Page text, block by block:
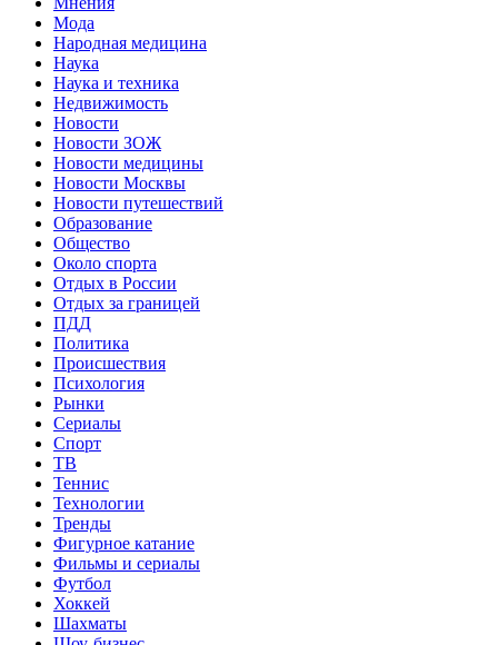
Мода
Народная медицина
Наука
Наука и техника
Недвижимость
Новости
Новости ЗОЖ
Новости медицины
Новости Москвы
Новости путешествий
Образование
Общество
Около спорта
Отдых в России
Отдых за границей
ПДД
Политика
Происшествия
Психология
Рынки
Сериалы
Спорт
ТВ
Теннис
Технологии
Тренды
Фигурное катание
Фильмы и сериалы
Футбол
Хоккей
Шахматы